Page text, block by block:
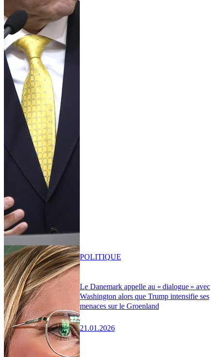
Le Danemark appelle au « dialogue » avec
Washington alors que Trump intensifie ses
menaces sur le Groenland
21.01.2026
POLITIQUE